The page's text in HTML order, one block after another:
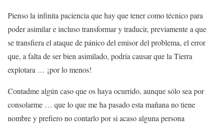
Pienso la infinita paciencia que hay que tener como técnico para
poder asimilar e incluso transformar y traducir, previamente a que
se transfiera el ataque de pánico del emisor del problema, el error
que, a falta de ser bien asimilado, podría causar que la Tierra
explotara … ¡por lo menos!
Contadme algún caso que os haya ocurrido, aunque sólo sea por
consolarme … que lo que me ha pasado esta mañana no tiene
nombre y prefiero no contarlo por si acaso alguna persona